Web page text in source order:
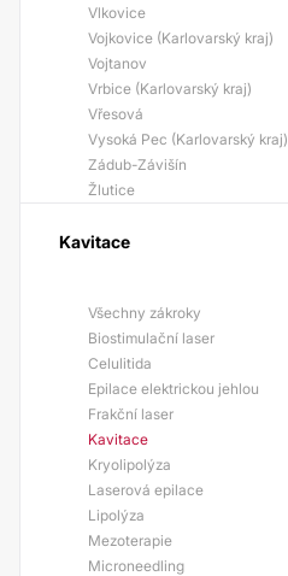
Vlkovice
Vojkovice (Karlovarský kraj)
Vojtanov
Vrbice (Karlovarský kraj)
Vřesová
Vysoká Pec (Karlovarský kraj)
Zádub-Závišín
Žlutice
Kavitace
Všechny zákroky
Biostimulační laser
Celulitida
Epilace elektrickou jehlou
Frakční laser
Kavitace
Kryolipolýza
Laserová epilace
Lipolýza
Mezoterapie
Microneedling